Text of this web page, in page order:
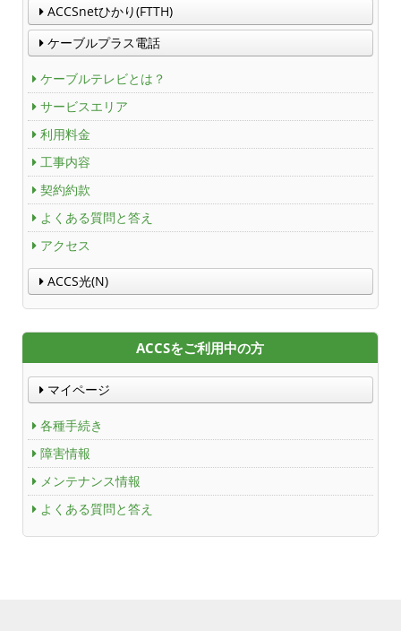
ACCSnetひかり(FTTH)
ケーブルプラス電話
ケーブルテレビとは？
サービスエリア
利用料金
工事内容
契約約款
よくある質問と答え
アクセス
ACCS光(N)
ACCSをご利用中の方
マイページ
各種手続き
障害情報
メンテナンス情報
よくある質問と答え
Channel Table
ACCSTV
ACCSnet
Cable-plus Phone
ACCSTV,ACCSnet&Cable-plus Phone Set
Service
ACCS Cable Connection
つくばもん（地域情報サイト）